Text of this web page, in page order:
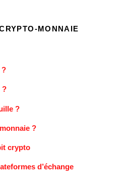
MONNAIE
?
?
?
?
crypto
d’échange